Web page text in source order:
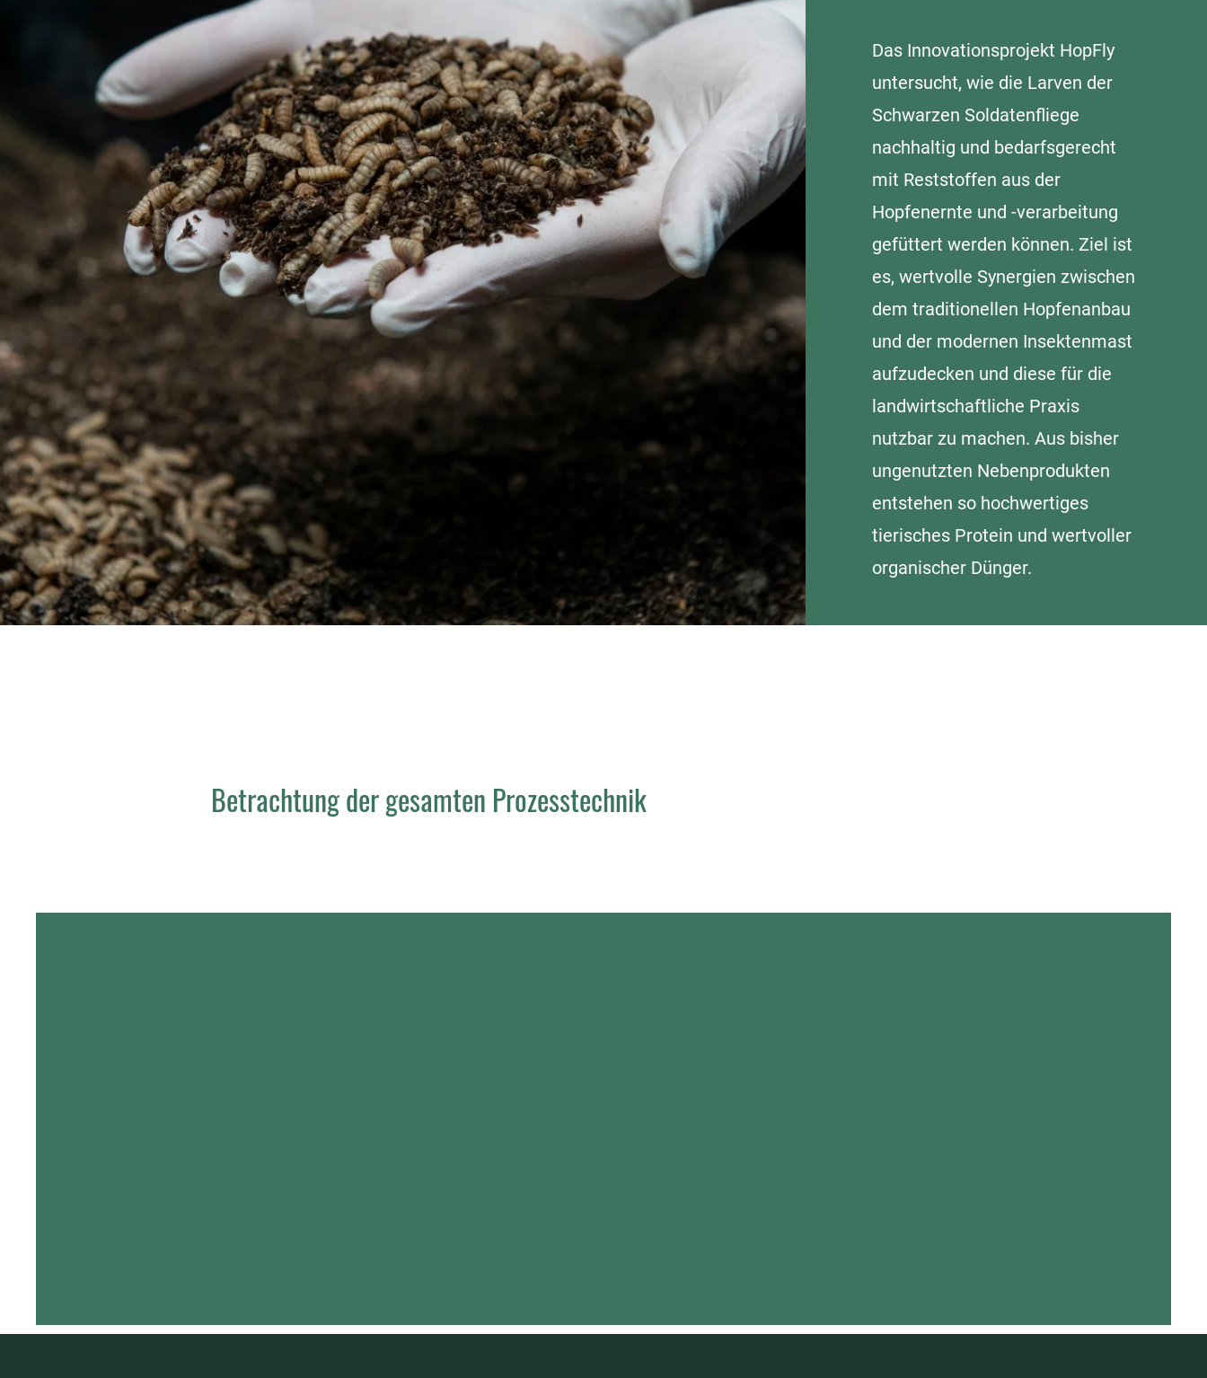
Das Innovationsprojekt HopFly
untersucht, wie die Larven der
Schwarzen Soldatenfliege
nachhaltig und bedarfsgerecht
mit Reststoffen aus der
Hopfenernte und -verarbeitung
gefüttert werden können. Ziel ist
es, wertvolle Synergien zwischen
dem traditionellen Hopfenanbau
und der modernen Insektenmast
aufzudecken und diese für die
landwirtschaftliche Praxis
nutzbar zu machen. Aus bisher
ungenutzten Nebenprodukten
entstehen so hochwertiges
tierisches Protein und wertvoller
organischer Dünger.
Betrachtung der gesamten Prozesstechnik